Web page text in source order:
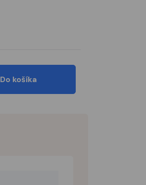
Do košíka